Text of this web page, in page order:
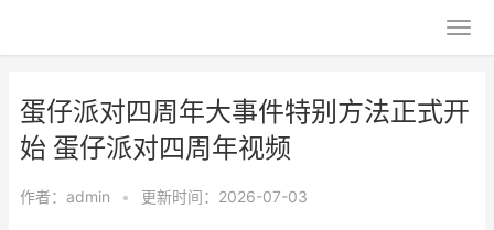
蛋仔派对四周年大事件特别方法正式开
始 蛋仔派对四周年视频
作者： admin • 更新时间：2026-07-03